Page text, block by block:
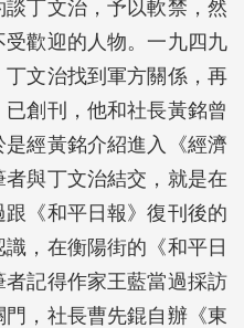
丁文治，予以軟禁，然
歡迎的人物。一九四九
文治找到軍方關係，再
創刊，他和社長黃銘曾
經黃銘介紹進入《經濟
與丁文治結交，就是在
跟《和平日報》復刊後的
，在衡陽街的《和平日
記得作家王藍當過採訪
，社長曹先錕自辦《東